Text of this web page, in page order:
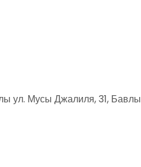
ул. Мусы Джалиля, 31, Бавлы